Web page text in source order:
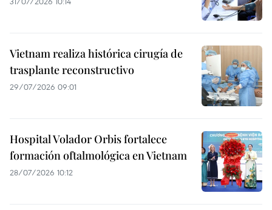
Vietnam realiza histórica cirugía de
trasplante reconstructivo
29/07/2026 09:01
Hospital Volador Orbis fortalece
formación oftalmológica en Vietnam
28/07/2026 10:12